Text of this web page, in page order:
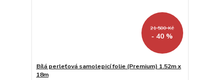
21 500 Kč
- 40 %
Bílá perleťová samolepicí folie (Premium) 1.52m x
18m